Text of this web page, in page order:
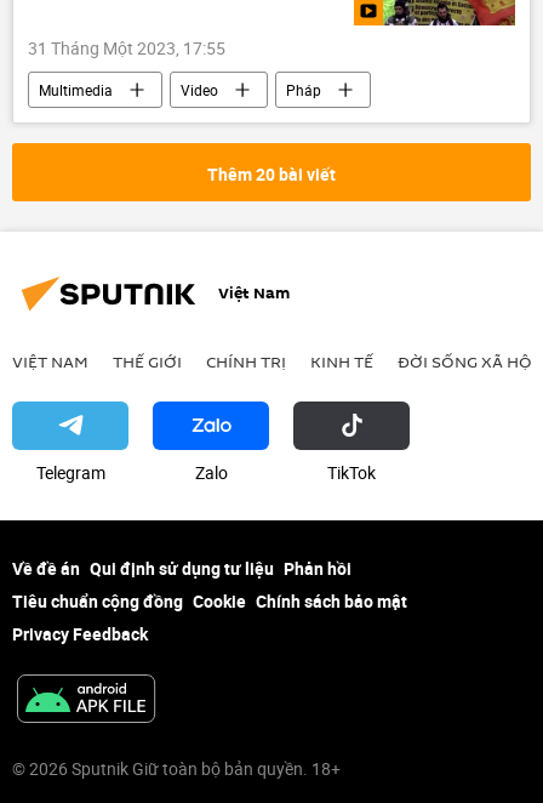
31 Tháng Một 2023, 17:55
Multimedia Video
Pháp
cuộc biểu tình
Thế giới
Thêm 20 bài viết
Việt Nam
VIỆT NAM THẾ GIỚI CHÍNH TRỊ KINH TẾ ĐỜI SỐNG XÃ HỘI
Telegram Zalo ТikТоk
Về đề án Qui định sử dụng tư liệu Phản hồi
Tiêu chuẩn cộng đồng Cookie Chính sách bảo mật
Privacy Feedback
© 2026 Sputnik Giữ toàn bộ bản quyền. 18+